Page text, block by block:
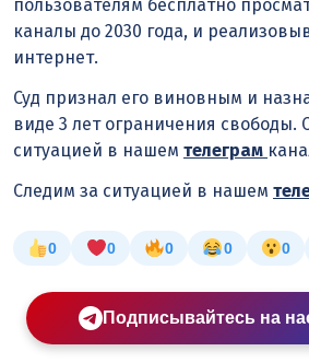
пользователям бесплатно
каналы до 2030 года, и
интернет.
Суд признал его виновным и
виде 3 лет ограничения свободы.
ситуацией в нашем телеграм
Следим за ситуацией в нашем
0 0 0 0 0
Подписывайтесь на